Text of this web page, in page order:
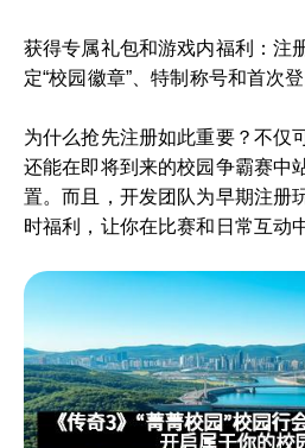
获得专属礼包和游戏内福利：注
定“校园徽章”、特制称号和首次登
为什么抢先注册如此重要？不仅
还能在即将到来的校园争霸赛中
置。而且，开发团队为早期注册
时福利，让你在比赛和日常互动